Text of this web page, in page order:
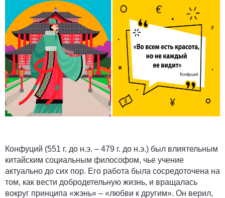
Конфуций (551 г. до н.э. – 479 г. до н.э.) был влиятельным
китайским социальным философом, чье учение
актуально до сих пор. Его работа была сосредоточена на
том, как вести добродетельную жизнь, и вращалась
вокруг принципа «жэнь» – «любви к другим». Он верил,